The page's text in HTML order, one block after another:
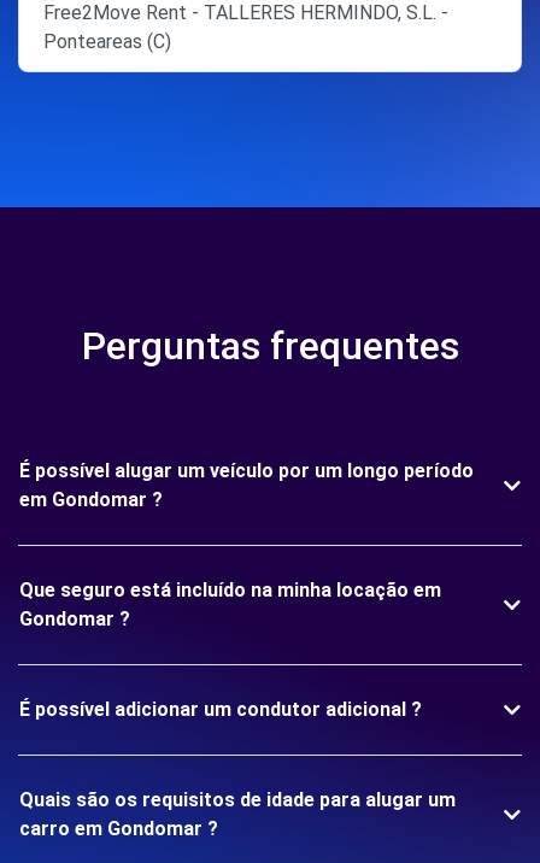
Free2Move Rent - TALLERES HERMINDO, S.L. -
Ponteareas (C)
Perguntas frequentes
É possível alugar um veículo por um longo período
em Gondomar ?
Que seguro está incluído na minha locação em
Gondomar ?
É possível adicionar um condutor adicional ?
Quais são os requisitos de idade para alugar um
carro em Gondomar ?